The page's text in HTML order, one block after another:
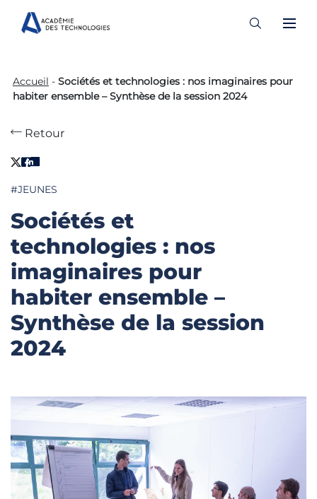
content
Accueil - Sociétés et technologies : nos imaginaires pour
habiter ensemble – Synthèse de la session 2024
Retour
#JEUNES
Sociétés et
technologies : nos
imaginaires pour
habiter ensemble –
Synthèse de la session
2024